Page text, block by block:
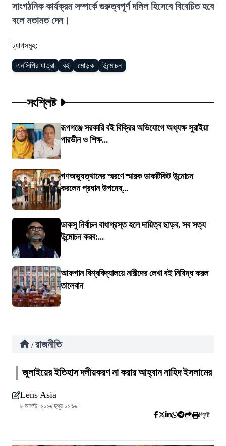
সাংগঠনিক কার্যক্রম সম্পর্কে গুরুত্বপূর্ণ দলিল হিসেবে বিবেচিত হবে
বলে মতামত দেন।
ট্যাগসমূহ:
এনসিপির যাত্রা বই মোড়ক উন্মোচন
সংশ্লিষ্ট
রূপগঞ্জে সরকারি বই বিক্রির অভিযোগে অধ্যক্ষ সুরাইয়া
পারভীন ও শিক্ষ...
গণঅভ্যুত্থানের স্মরণে স্মারক ডাকটিকিট উন্মোচন
করলেন প্রধান উপদেষ্...
ডাকসু নির্বাচন বাধাগ্রস্ত হলে দায়িত্ব ছাড়ব, সব সত্য
উন্মোচন করব:...
আফগান বিশ্ববিদ্যালয়ে নারীদের লেখা বই নিষিদ্ধ করল
তালেবান
/ রাজনীতি
জুলাইয়ের ইতিহাস দলীয়করণ না করার আহ্বান নাহিদ ইসলামের
Lens Asia
৮ আগস্ট, ২০২৬ দুপুর ০২:১৬
প্রিন্ট